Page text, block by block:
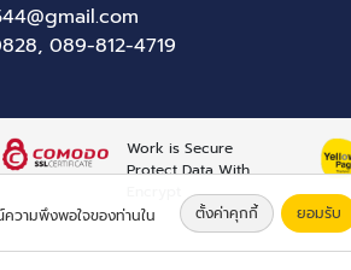
, 089-812-4719
Work is Secure
Protect Data With
วามพึงพอใจของท่านใน
ตั้งค่าคุกกี้ ยอมรับ